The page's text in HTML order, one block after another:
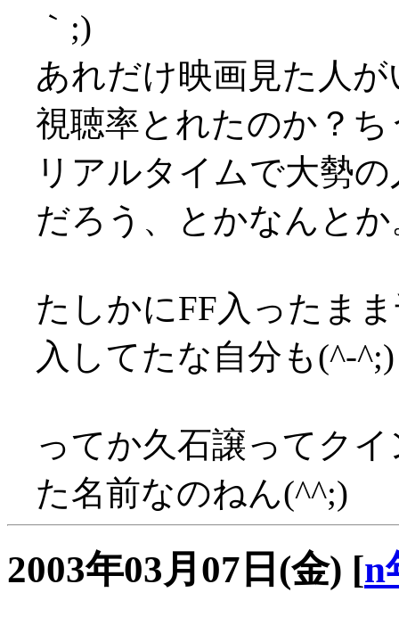
｀;)
あれだけ映画見た人
視聴率とれたのか？
リアルタイムで大勢
だろう、とかなんとか
たしかにFF入ったま
入してたな自分も(^-^;)
ってか久石譲ってク
た名前なのねん(^^;)
2003年03月07日(金) [n